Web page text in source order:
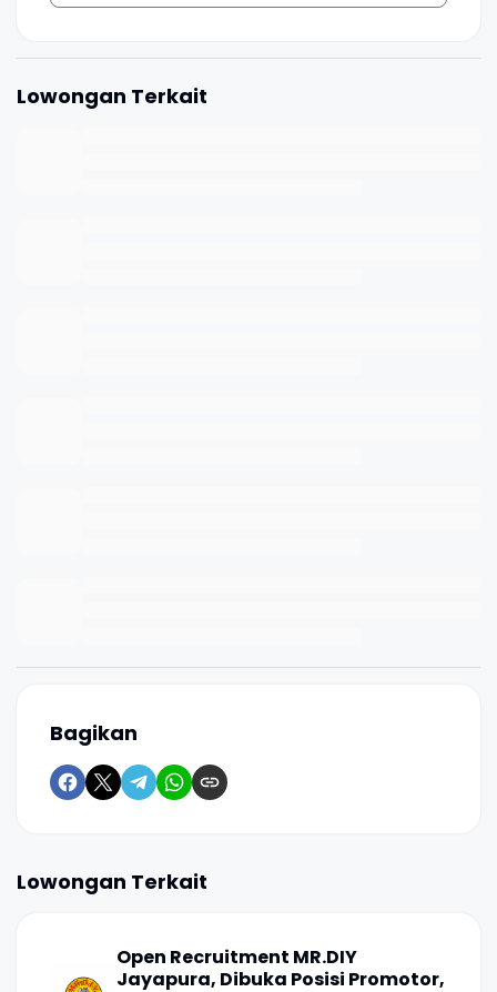
Lowongan Terkait
Bagikan
Lowongan Terkait
Open Recruitment MR.DIY
Jayapura, Dibuka Posisi Promotor,